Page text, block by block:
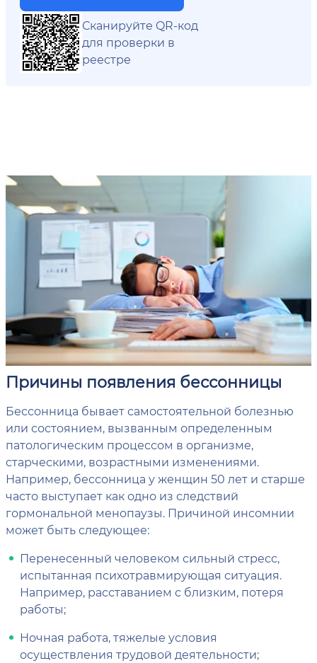
Сканируйте QR-код
для проверки в
реестре
Причины появления бессонницы
Бессонница бывает самостоятельной болезнью
или состоянием, вызванным определенным
патологическим процессом в организме,
старческими, возрастными изменениями.
Например, бессонница у женщин 50 лет и старше
часто выступает как одно из следствий
гормональной менопаузы. Причиной инсомнии
может быть следующее:
Перенесенный человеком сильный стресс,
испытанная психотравмирующая ситуация.
Например, расставанием с близким, потеря
работы;
Ночная работа, тяжелые условия
осуществления трудовой деятельности;